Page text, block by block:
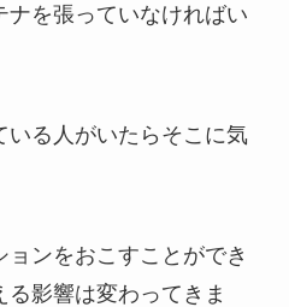
ナを張っていなければい
いる人がいたらそこに気
ンをおこすことができ
影響は変わってきま